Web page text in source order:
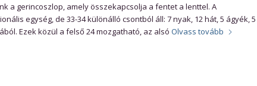
a gerincoszlop, amely összekapcsolja a fentet a lenttel. A
egység, de 33-34 különálló csontból áll: 7 nyak, 12 hát, 5 ágyék, 5
Ezek közül a felső 24 mozgatható, az alsó Olvass tovább